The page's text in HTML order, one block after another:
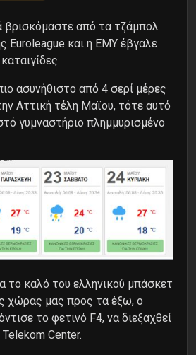
βρισκόμαστε από τα τζάμπολ
Euroleague και η ΕΜΥ έβγαλε
ασυνήθιστο από 4 σερί μέρες
Αττική τέλη Μαϊου, τότε αυτό
γυμναστήριο πλημμυρισμένο
το καλό του ελληνικού μπάσκετ
χώρας μας προς τα έξω, ο
το φετινό F4, να διεξαχθεί
Center.